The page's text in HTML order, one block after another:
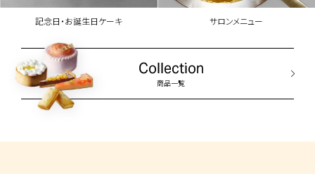
記念日・お誕生日ケーキ サロンメニュー
Collection
商品一覧